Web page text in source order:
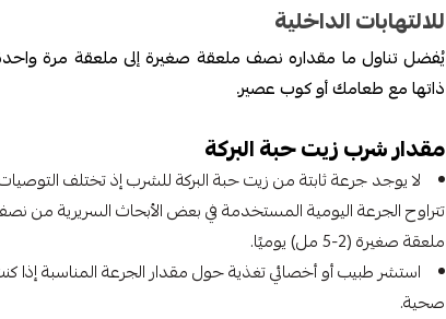
للالتهابات الداخلية
ذاتها مع طعامك أو كوب عصير.
مقدار شرب زيت حبة البركة
لا يوجد جرعة ثابتة من زيت حبة البركة للشرب إذ تختلف
ملعقة صغيرة (2-5 مل) يوميًا.
استشر طبيب أو أخصائي تغذية حول مقدار الجرعة المناسبة إذا
صحية.